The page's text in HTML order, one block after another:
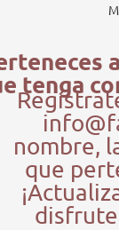
tenga
nombre,
que